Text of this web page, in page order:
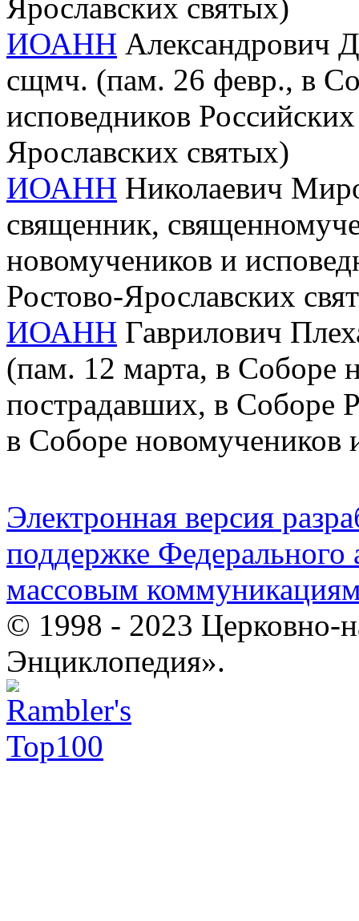
Ярославских святых)
ИОАНН Александрович
сщмч. (пам. 26 февр., в
исповедников
Ярославских святых)
ИОАНН Николаевич
священник,
новомучеников и
Ростово-Ярославских
ИОАНН Гаврилович
(пам. 12 марта, в Соборе
пострадавших, в Соборе
в Соборе новомучеников
Электронная версия
поддержке Федерального
массовым
© 1998 - 2023 Церковно-
Энциклопедия».